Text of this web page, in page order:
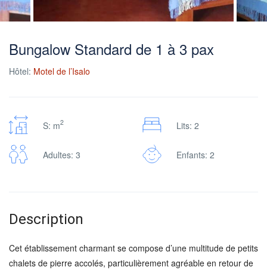
Bungalow Standard de 1 à 3 pax
Hôtel: Motel de l’Isalo
S: m2 Lits: 2
Adultes: 3 Enfants: 2
Description
Cet établissement charmant se compose d’une multitude de petits
chalets de pierre accolés, particulièrement agréable en retour de